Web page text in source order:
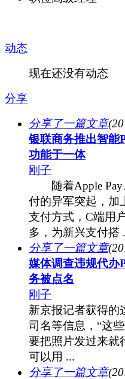
动态
现在还没有动态
分享
分享了一篇文章
银联商务推出智能
功能于一体
刚子
随着Apple Pay
付的异军突起，加
支付方式，C端用
多，为新兴支付搭
分享了一篇文章
媒体调查违规代办
务被点名
刚子
新京报记者获得的
司名等信息，“这
要把照片发过来
可以用 ...
分享了一篇文章